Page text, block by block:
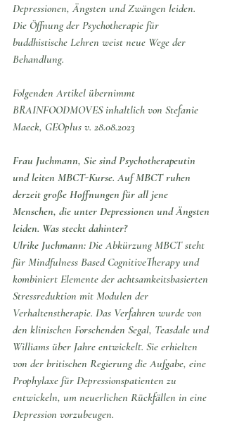
Depressionen, Ängsten und Zwängen leiden.
Die Öffnung der Psychotherapie für
buddhistische Lehren weist neue Wege der
Behandlung.
Folgenden Artikel übernimmt
BRAINFOODMOVES inhaltlich von Stefanie
Maeck, GEOplus v. 28.08.2023
Frau Juchmann, Sie sind Psychotherapeutin
und leiten MBCT-Kurse. Auf MBCT ruhen
derzeit große Hoffnungen für all jene
Menschen, die unter Depressionen und Ängsten
leiden. Was steckt dahinter?
Ulrike Juchmann: Die Abkürzung MBCT steht
für Mindfulness Based CognitiveTherapy und
kombiniert Elemente der achtsamkeitsbasierten
Stressreduktion mit Modulen der
Verhaltenstherapie. Das Verfahren wurde von
den klinischen Forschenden Segal, Teasdale und
Williams über Jahre entwickelt. Sie erhielten
von der britischen Regierung die Aufgabe, eine
Prophylaxe für Depressionspatienten zu
entwickeln, um neuerlichen Rückfällen in eine
Depression vorzubeugen.